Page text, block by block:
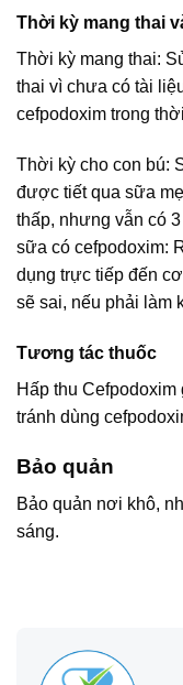
Thời kỳ mang thai
Thời kỳ mang thai:
thai vì chưa có tài
cefpodoxim trong
Thời kỳ cho con bú:
được tiết qua sữa
thấp, nhưng vẫn có
sữa có cefpodoxim:
dụng trực tiếp đến
sẽ sai, nếu phải làm
Tương tác thuốc
Hấp thu
tránh dùng
Bảo quản
Bảo quản nơi khô,
sáng.